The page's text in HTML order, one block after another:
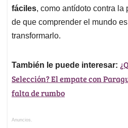
fáciles, como antídoto contra la
de que comprender el mundo
transformarlo.
También le puede interesar:
Selección? El empate con
falta de rumbo
Anuncios.